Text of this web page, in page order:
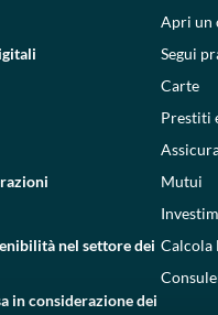
nel settore dei
in considerazione dei
Apri un
Segui
Carte
Prestiti
Mutui
Calcola